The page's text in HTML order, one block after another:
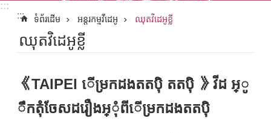
:::
:::
ទំព័រដើម អន្តរកម្មវីដេអូ ឈុតវិដេអូខ្លី
ឈុតវិដេអូខ្លី
《TAIPEI េីម្រកដងតតបុិ តតបុិ 》វីដ អ្ូ
ឹកតុំចែសដរឿងអ្ុំពីេីម្រកដងតតបុិ